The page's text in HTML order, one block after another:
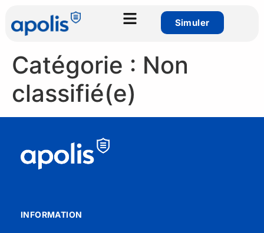
Simuler
Catégorie : Non
classifié(e)
INFORMATION